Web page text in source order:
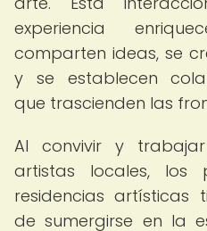
experiencia
comparten ideas, se
y se establecen
que trascienden las
Al convivir y
artistas locales, los
residencias artísticas
de sumergirse en la